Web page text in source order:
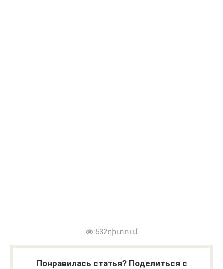
532դիտում
Понравилась статья? Поделиться с